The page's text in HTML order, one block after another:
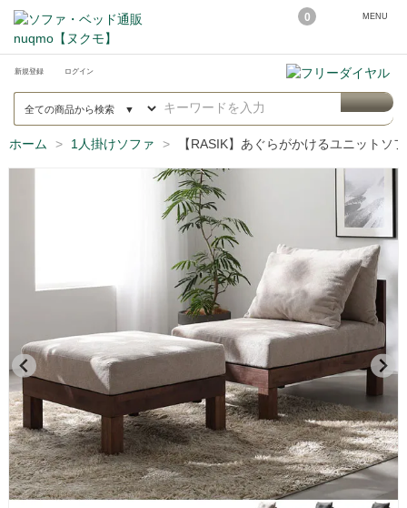
0 MENU
新規登録 ログイン
ホーム 1人掛けソファ 【RASIK】あぐらがかけるユニットソ